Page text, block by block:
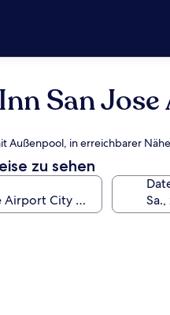
San
Außenpool, in erreichbarer
zu sehen